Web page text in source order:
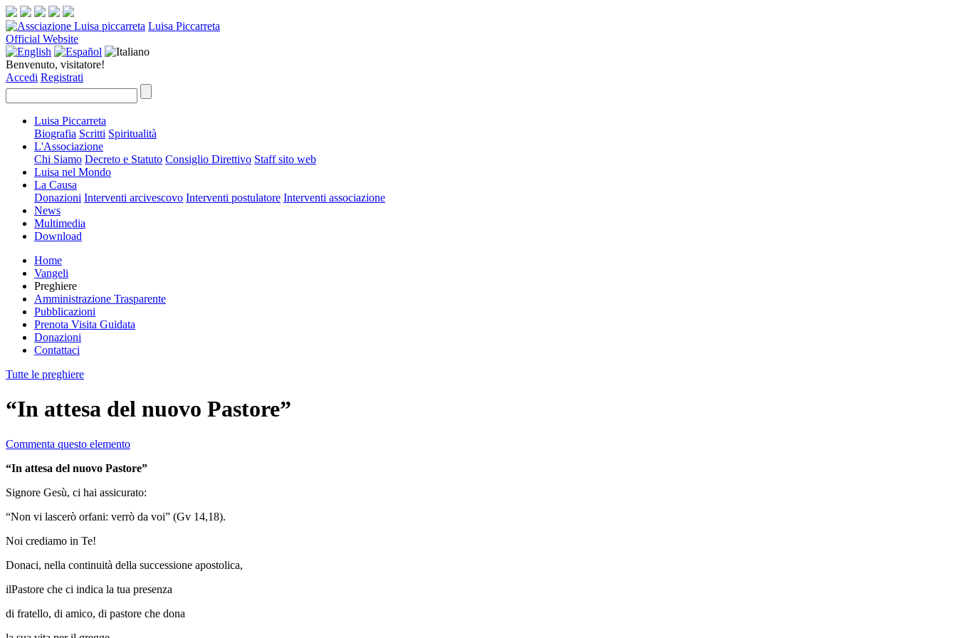
Luisa Piccarreta
Official Website
Benvenuto, visitatore!
Accedi Registrati
Luisa Piccarreta
Biografia Scritti Spiritualità
L'Associazione
Chi Siamo Decreto e Statuto Consiglio Direttivo Staff sito web
Luisa nel Mondo
La Causa
Donazioni Interventi arcivescovo Interventi postulatore Interventi associazione
News
Multimedia
Download
Home
Vangeli
Preghiere
Amministrazione Trasparente
Pubblicazioni
Prenota Visita Guidata
Donazioni
Contattaci
Tutte le preghiere
“In attesa del nuovo Pastore”
Commenta questo elemento
“In attesa del nuovo Pastore”
Signore Gesù, ci hai assicurato:
“Non vi lascerò orfani: verrò da voi” (Gv 14,18).
Noi crediamo in Te!
Donaci, nella continuità della successione apostolica,
ilPastore che ci indica la tua presenza
di fratello, di amico, di pastore che dona